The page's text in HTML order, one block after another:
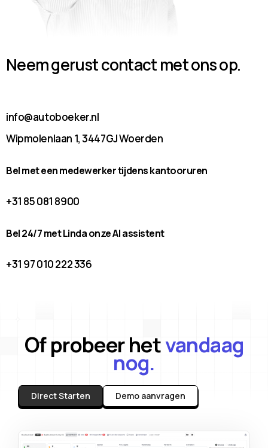
Neem gerust contact met ons op.
info@autoboeker.nl
Wipmolenlaan 1, 3447GJ Woerden
Bel met een medewerker tijdens kantooruren
+31 85 081 8900
Bel 24/7 met Linda onze AI assistent
+31 97 010 222 336
Of probeer hetvandaag
nog.
Direct Starten Demo aanvragen